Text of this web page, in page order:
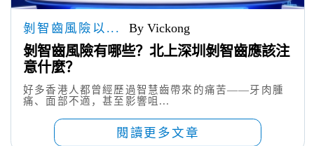
剝智齒風險以... By Vickong
剝智齒風險有哪些？北上深圳剝智齒應該注
意什麼？
好多香港人都曾經歷過智慧齒帶來的痛苦——牙肉腫
痛、面部不適，甚至影響咀...
閱讀更多文章